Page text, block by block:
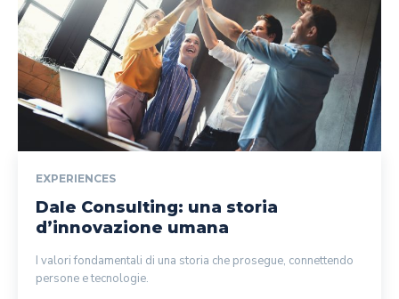
EXPERIENCES
Dale Consulting: una storia
d’innovazione umana
I valori fondamentali di una storia che prosegue, connettendo
persone e tecnologie.